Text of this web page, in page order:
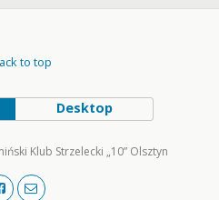
to top
Desktop
Klub Strzelecki „10” Olsztyn